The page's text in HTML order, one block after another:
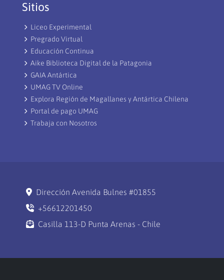
Sitios
Liceo Experimental
Pregrado Virtual
Educación Continua
Aike Biblioteca Digital de la Patagonia
GAIA Antártica
UMAG TV Online
Explora Región de Magallanes y Antártica Chilena
Portal de pago UMAG
Trabaja con Nosotros
Dirección Avenida Bulnes #01855
+56612201450
Casilla 113-D Punta Arenas - Chile